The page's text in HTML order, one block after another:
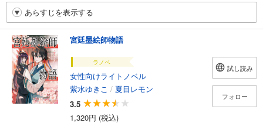
あらすじを表示する
宮廷墨絵師物語
ラノベ
女性向けライトノベル
紫水ゆきこ / 夏目レモン
3.5
1,320円 (税込)
試し読み
フォロー